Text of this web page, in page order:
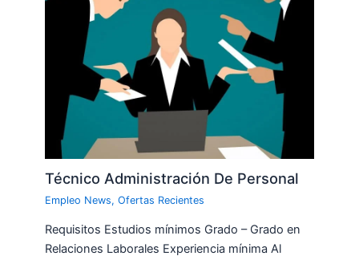
Técnico Administración De Personal
Empleo News,Ofertas Recientes
Requisitos Estudios mínimos Grado – Grado en
Relaciones Laborales Experiencia mínima Al